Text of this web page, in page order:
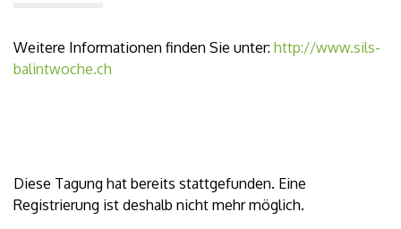
Weitere Informationen finden Sie unter: http://www.sils-
balintwoche.ch
Diese Tagung hat bereits stattgefunden. Eine
Registrierung ist deshalb nicht mehr möglich.